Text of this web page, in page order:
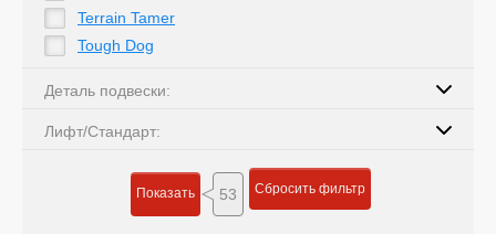
Terrain Tamer
Tough Dog
Деталь подвески:
Лифт/Стандарт:
Показать 53 Сбросить фильтр